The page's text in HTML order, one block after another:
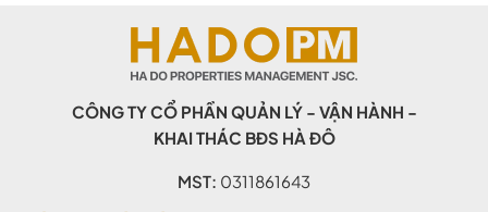
CÔNG TY CỔ PHẦN QUẢN LÝ - VẬN HÀNH -
KHAI THÁC BĐS HÀ ĐÔ
MST: 0311861643